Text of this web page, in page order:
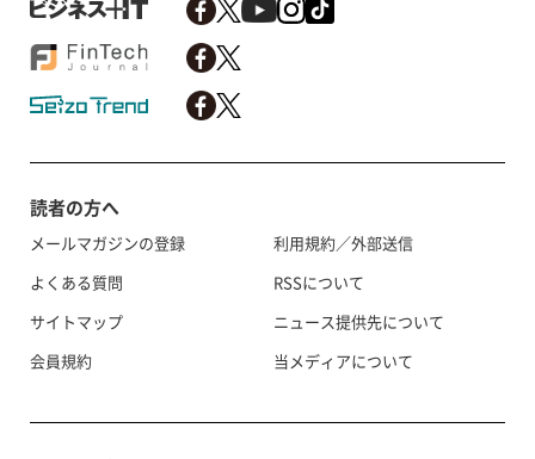
読者の方へ
メールマガジンの登録
よくある質問
サイトマップ
会員規約
利用規約／外部送信
RSSについて
ニュース提供先について
当メディアについて